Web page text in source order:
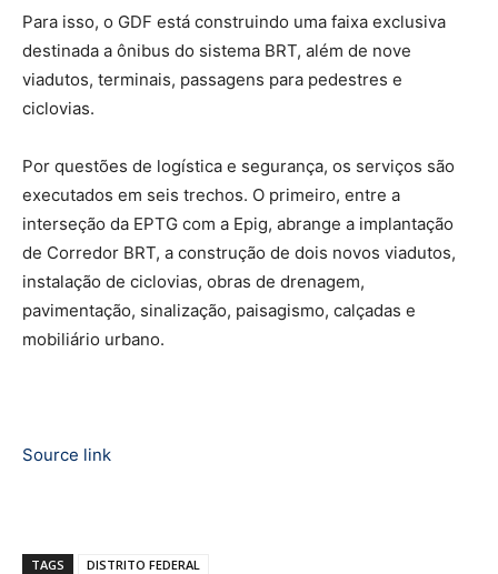
Para isso, o GDF está construindo uma faixa exclusiva
destinada a ônibus do sistema BRT, além de nove
viadutos, terminais, passagens para pedestres e
ciclovias.
Por questões de logística e segurança, os serviços são
executados em seis trechos. O primeiro, entre a
interseção da EPTG com a Epig, abrange a implantação
de Corredor BRT, a construção de dois novos viadutos,
instalação de ciclovias, obras de drenagem,
pavimentação, sinalização, paisagismo, calçadas e
mobiliário urbano.
Source link
TAGS DISTRITO FEDERAL